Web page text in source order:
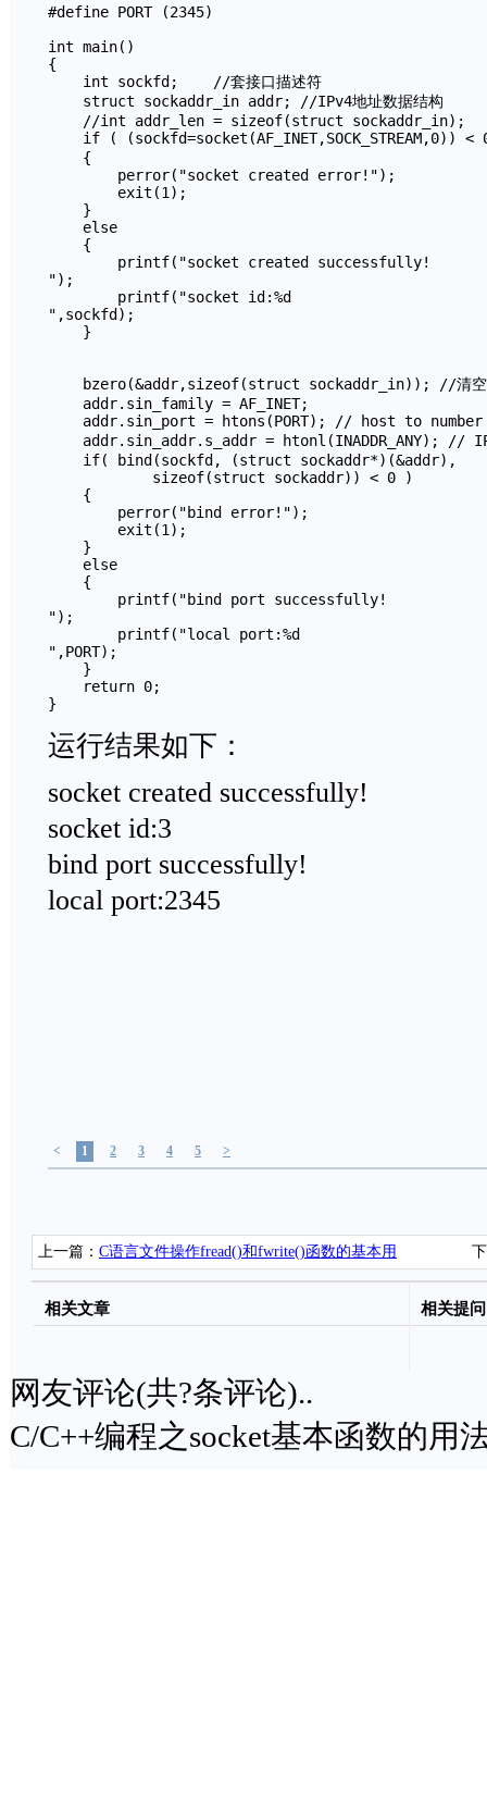
#define PORT (2345)
int main()
{
    int sockfd;    //套接口描述符
    struct sockaddr_in addr; //IPv4地址数据结构
    //int addr_len = sizeof(struct sockaddr_in);
if ( (sockfd=socket(AF_INET,SOCK_STREAM,0)) <
    {
        perror("socket created error!");
        exit(1);
    }
    else
    {
        printf("socket created successfully!
");
        printf("socket id:%d
",sockfd);
    }
bzero(&addr,sizeof(struct sockaddr_in)); //清空
    addr.sin_family = AF_INET;
addr.sin_port = htons(PORT); // host to number
addr.sin_addr.s_addr = htonl(INADDR_ANY); //
    if( bind(sockfd, (struct sockaddr*)(&addr),
            sizeof(struct sockaddr)) < 0 )
    {
        perror("bind error!");
        exit(1);
    }
    else
    {
        printf("bind port successfully!
");
        printf("local port:%d
",PORT);
    }
    return 0;
}
运行结果如下：
socket created successfully!
socket id:3
bind port successfully!
local port:2345
< 1 2 3 4 5 >
上一篇： C语言文件操作fread()和fwrite()函数的基本用
法
相关文章 相关提问
网友评论(共?条评论)..
C/C++编程之socket基本函数的用